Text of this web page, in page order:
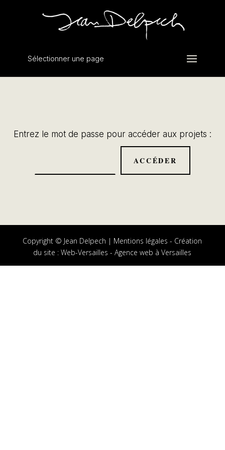
Sélectionner une page
Entrez le mot de passe pour accéder aux projets :
Copyright © Jean Delpech | Mentions légales - Création
du site :Web-Versailles - Agence web à Versailles